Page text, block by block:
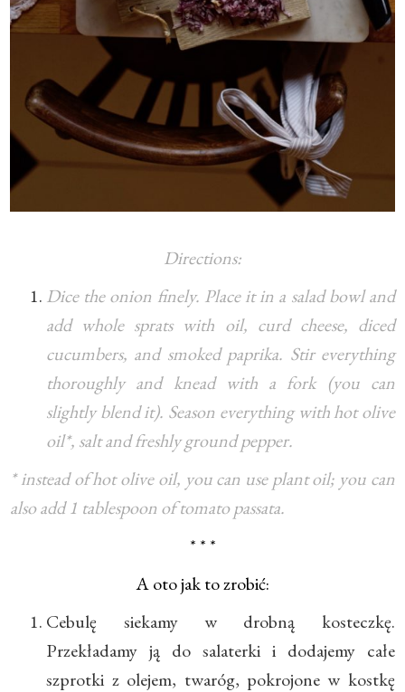
Directions:
Dice the onion finely. Place it in a salad bowl and
add whole sprats with oil, curd cheese, diced
cucumbers, and smoked paprika. Stir everything
thoroughly and knead with a fork (you can
slightly blend it). Season everything with hot olive
oil*, salt and freshly ground pepper.
* instead of hot olive oil, you can use plant oil; you can
also add 1 tablespoon of tomato passata.
* * *
A oto jak to zrobić:
Cebulę siekamy w drobną kosteczkę.
Przekładamy ją do salaterki i dodajemy całe
szprotki z olejem, twaróg, pokrojone w kostkę